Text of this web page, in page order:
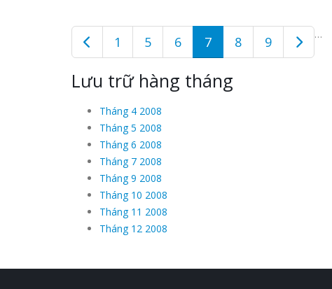
1 …
5 6 7 8 9
Lưu trữ hàng tháng
Tháng 4 2008
Tháng 5 2008
Tháng 6 2008
Tháng 7 2008
Tháng 9 2008
Tháng 10 2008
Tháng 11 2008
Tháng 12 2008